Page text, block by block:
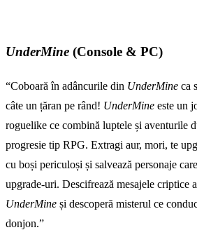
UnderMine (Console & PC)
“Coboară în adâncurile din UnderMine ca
câte un țăran pe rând! UnderMine este un
roguelike ce combină luptele și aventurile
progresie tip RPG. Extragi aur, mori, te
cu boși periculoși și salvează personaje
upgrade-uri. Descifrează mesajele criptice
UnderMine și descoperă misterul ce
donjon.”